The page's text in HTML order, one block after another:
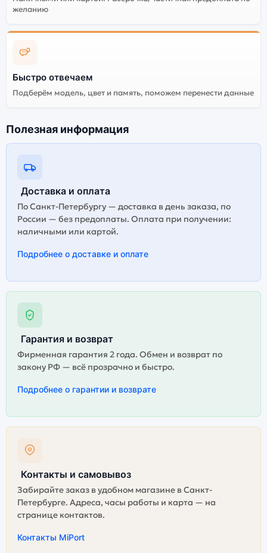
желанию
Быстро отвечаем
Подберём модель, цвет и память, поможем перенести данные
Полезная информация
Доставка и оплата
По Санкт-Петербургу — доставка в день заказа, по
России — без предоплаты. Оплата при получении:
наличными или картой.
Подробнее о доставке и оплате
Гарантия и возврат
Фирменная гарантия 2 года. Обмен и возврат по
закону РФ — всё прозрачно и быстро.
Подробнее о гарантии и возврате
Контакты и самовывоз
Забирайте заказ в удобном магазине в Санкт-
Петербурге. Адреса, часы работы и карта — на
странице контактов.
Контакты MiPort